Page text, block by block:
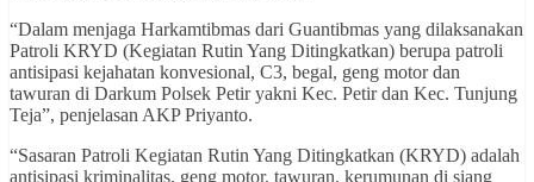
“Dalam menjaga Harkamtibmas dari Guantibmas yang dilaksanakan
Patroli KRYD (Kegiatan Rutin Yang Ditingkatkan) berupa patroli
antisipasi kejahatan konvesional, C3, begal, geng motor dan
tawuran di Darkum Polsek Petir yakni Kec. Petir dan Kec. Tunjung
Teja”, penjelasan AKP Priyanto.
“Sasaran Patroli Kegiatan Rutin Yang Ditingkatkan (KRYD) adalah
antisipasi kriminalitas, geng motor, tawuran, kerumunan di siang